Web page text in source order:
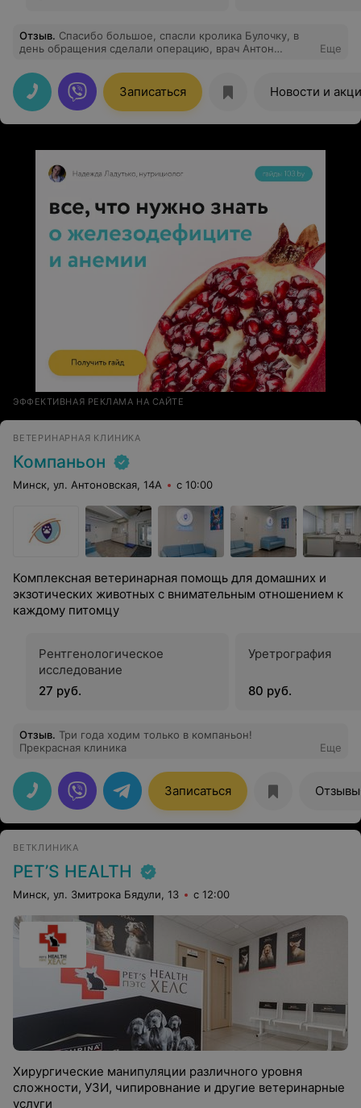
Отзыв. Спасибо большое, спасли кролика Булочку, в
день обращения сделали операцию, врач Антон
пока хожу с питомцем на капельницу, вижу как
трудятся "пчелки", ни один не сидит, людей и питомцев
много, спасибо огромное
Еще
Записаться Новости и
ЭФФЕКТИВНАЯ РЕКЛАМА НА САЙТЕ
ВЕТЕРИНАРНАЯ КЛИНИКА
Компаньон
Минск, ул. Антоновская, 14А с 10:00
Комплексная ветеринарная помощь для домашних и
экзотических животных с внимательным отношением к
каждому питомцу
Рентгенологическое
исследование
27 руб.
Уретрография
80 руб.
Отзыв. Три года ходим только в компаньон!
Прекрасная клиника
Еще
Записаться Отзывы
ВЕТКЛИНИКА
PET’S HEALTH
Минск, ул. Змитрока Бядули, 13 с 12:00
Хирургические манипуляции различного уровня
сложности, УЗИ, чипировнание и другие ветеринарные
услуги